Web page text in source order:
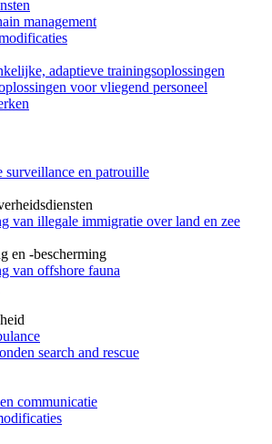
management
adaptieve trainingsoplossingen
voor vliegend personeel
surveillance en patrouille
van illegale immigratie over land en zee
en -bescherming
van offshore fauna
search and rescue
communicatie